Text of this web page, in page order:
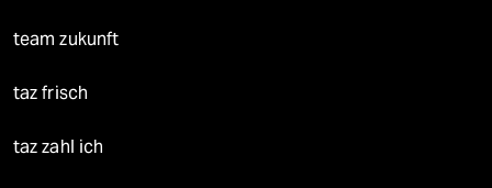
team zukunft
taz frisch
taz zahl ich